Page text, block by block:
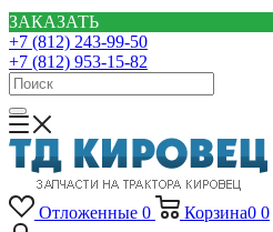
ЗАКАЗАТЬ
+7 (812) 243-99-50
+7 (812) 953-15-82
Отложенные 0 Корзина0 0